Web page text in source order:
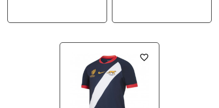
favorite_border